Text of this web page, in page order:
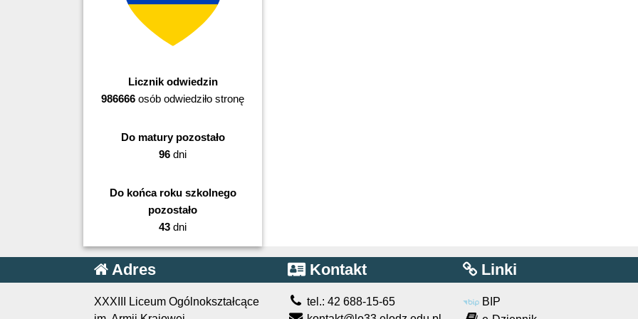
Licznik odwiedzin
986666 osób odwiedziło stronę
Do matury pozostało
96 dni
Do końca roku szkolnego
pozostało
43 dni
Adres
XXXIII Liceum Ogólnokształcące
Kontakt
tel.: 42 688-15-65
Linki
BIP